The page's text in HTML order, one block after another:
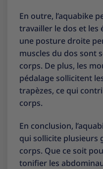
En outre, l’aquabike
travailler le dos et les
une posture droite
muscles du dos sont
corps. De plus, les
pédalage sollicitent
trapèzes, ce qui
corps.
En conclusion,
qui sollicite plusieurs
corps. Que ce soit
tonifier les